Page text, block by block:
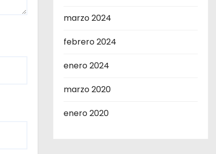
marzo 2024
febrero 2024
enero 2024
marzo 2020
enero 2020